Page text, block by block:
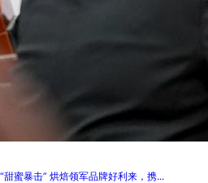
蜜暴击” 烘焙领军品牌好利来，携...